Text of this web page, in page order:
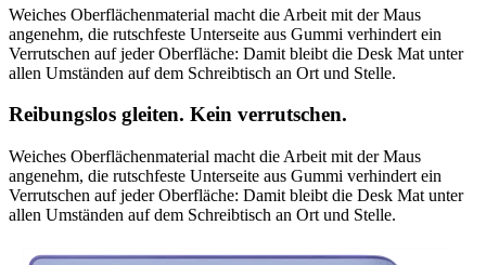
Weiches Oberflächenmaterial macht die Arbeit mit der Maus
angenehm, die rutschfeste Unterseite aus Gummi verhindert ein
Verrutschen auf jeder Oberfläche: Damit bleibt die Desk Mat unter
allen Umständen auf dem Schreibtisch an Ort und Stelle.
Reibungslos gleiten. Kein verrutschen.
Weiches Oberflächenmaterial macht die Arbeit mit der Maus
angenehm, die rutschfeste Unterseite aus Gummi verhindert ein
Verrutschen auf jeder Oberfläche: Damit bleibt die Desk Mat unter
allen Umständen auf dem Schreibtisch an Ort und Stelle.